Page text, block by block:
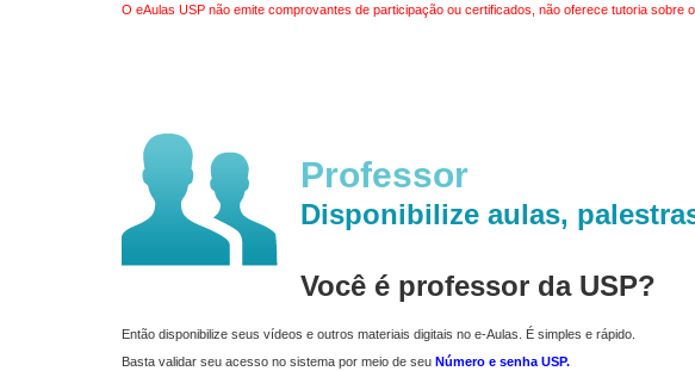
O eAulas USP não emite comprovantes de participação ou certificados, não oferece tutoria sobre
Professor
Disponibilize aulas,
Você é professor da USP?
Então disponibilize seus vídeos e outros materiais digitais no e-Aulas. É simples e rápido.
Basta validar seu acesso no sistema por meio de seu Número e senha USP.